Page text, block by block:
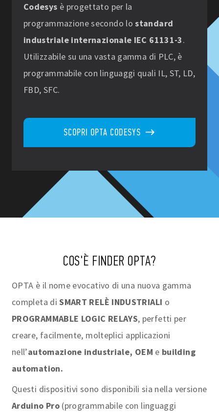
Codesys è progettato per la
programmazione secondo lostandard
industriale internazionale IEC 61131-3.
Utilizzabile su una vasta gamma di PLC, è
programmabile con linguaggi quali IL, ST, LD,
FBD, SFC.
SCOPRI OPTA CODESYS
COS'È FINDER OPTA?
OPTA è il nome evocativo di una nuova gamma
completa diSMART RELÈ INDUSTRIALI o
PROGRAMMABLE LOGIC RELAYS, perfetti per
creare, facilmente, molteplici applicazioni
nell’automazione industriale, OEM e building
automation.
Questi dispositivi sono disponibili sia nella versione
Arduino Pro(programmabile con linguaggi